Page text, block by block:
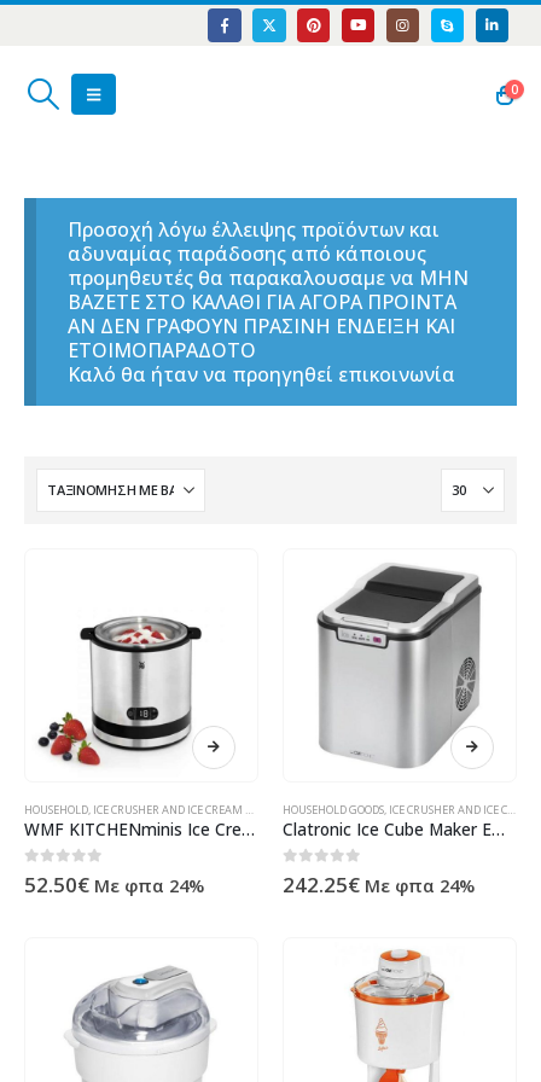
0
Προσοχή λόγω έλλειψης προϊόντων και
αδυναμίας παράδοσης από κάποιους
προμηθευτές θα παρακαλουσαμε να ΜΗΝ
ΒΑΖΕΤΕ ΣΤΟ ΚΑΛΑΘΙ ΓΙΑ ΑΓΟΡΑ ΠΡΟΙΝΤΑ
ΑΝ ΔΕΝ ΓΡΑΦΟΥΝ ΠΡΑΣΙΝΗ ΕΝΔΕΙΞΗ ΚΑΙ
ΕΤΟΙΜΟΠΑΡΑΔΟΤΟ
Καλό θα ήταν να προηγηθεί επικοινωνία
HOUSEHOLD ICE CRUSHER AND ICE CREAM MAKER ,KITCHEN ACCESSORY,ΠΡΟΪΌΝΤΑ
WMF KITCHENminis Ice Cream Maker 3in1 (04 1645 0011)
0out of 5
52.50€ Με φπα 24%
HOUSEHOLD GOODS ICE CRUSHER AND ICE CREAM MAKER
Clatronic Ice Cube Maker EWB 3526 (Silver)
0out of 5
242.25€ Με φπα 24%